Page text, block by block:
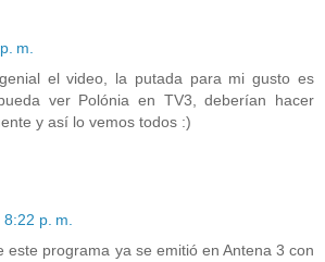
m.
el video, la putada para mi gusto es
ver Polónia en TV3, deberían hacer
y así lo vemos todos :)
8:22 p. m.
este programa ya se emitió en Antena 3 con